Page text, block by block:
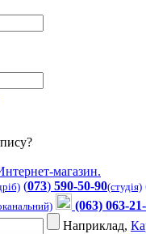
магазин.
(073) 590-50-90(студія)
(063) 063-
Наприклад,